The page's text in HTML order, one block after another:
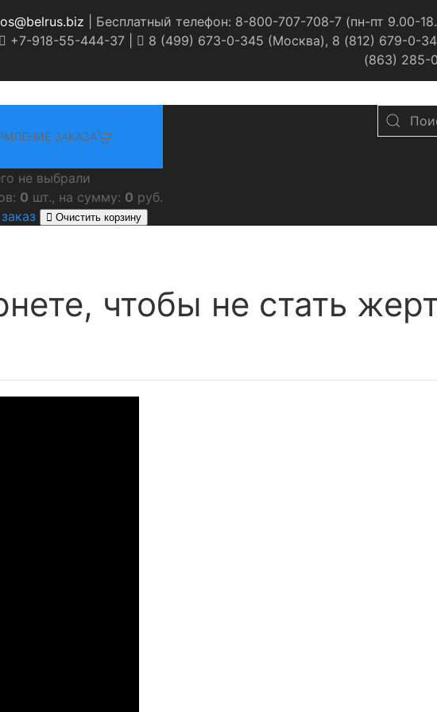
| Бесплатный телефон: 8-800-707-708-7 (пн-пт 9.00-
+7-918-55-444-37 |
8 (499) 673-0-345 (Москва), 8 (812) 679-0-
(863) 285-
ЗАКАЗА
не выбрали
0 шт., на сумму: 0 руб.
Очистить корзину
чтобы не стать